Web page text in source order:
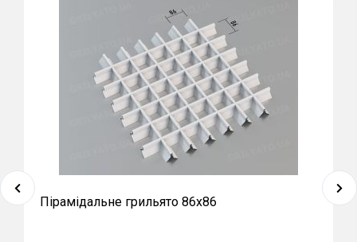
Пірамідальне грильято 86х86